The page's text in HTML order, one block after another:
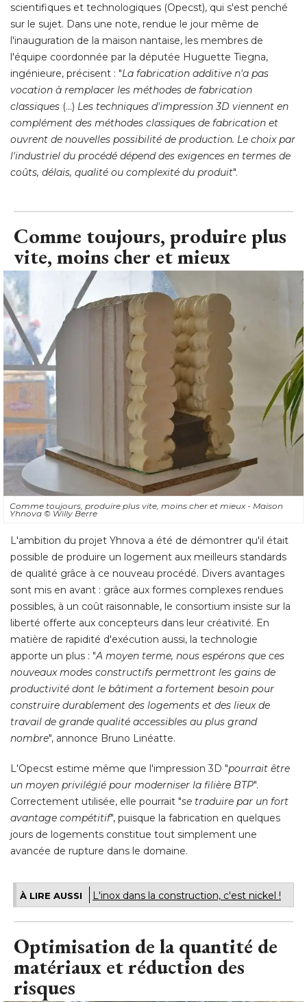
scientifiques et technologiques (Opecst), qui s'est penché
sur le sujet. Dans une note, rendue le jour même de
l'inauguration de la maison nantaise, les membres de
l'équipe coordonnée par la députée Huguette Tiegna,
ingénieure, précisent : "La fabrication additive n'a pas
vocation à remplacer les méthodes de fabrication
classiques (...) Les techniques d'impression 3D viennent en
complément des méthodes classiques de fabrication et
ouvrent de nouvelles possibilité de production. Le choix par
l'industriel du procédé dépend des exigences en termes de
coûts, délais, qualité ou complexité du produit".
Comme toujours, produire plus
vite, moins cher et mieux
Comme toujours, produire plus vite, moins cher et mieux - Maison
Yhnova © Willy Berre
L'ambition du projet Yhnova a été de démontrer qu'il était
possible de produire un logement aux meilleurs standards
de qualité grâce à ce nouveau procédé. Divers avantages
sont mis en avant : grâce aux formes complexes rendues
possibles, à un coût raisonnable, le consortium insiste sur la
liberté offerte aux concepteurs dans leur créativité. En
matière de rapidité d'exécution aussi, la technologie
apporte un plus : "A moyen terme, nous espérons que ces
nouveaux modes constructifs permettront les gains de
productivité dont le bâtiment a fortement besoin pour
construire durablement des logements et des lieux de
travail de grande qualité accessibles au plus grand
nombre", annonce Bruno Linéatte.
L'Opecst estime même que l'impression 3D "pourrait être
un moyen privilégié pour moderniser la filière BTP".
Correctement utilisée, elle pourrait "se traduire par un fort
avantage compétitif", puisque la fabrication en quelques
jours de logements constitue tout simplement une
avancée de rupture dans le domaine.
À LIRE AUSSI L'inox dans la construction, c'est nickel !
Optimisation de la quantité de
matériaux et réduction des
risques